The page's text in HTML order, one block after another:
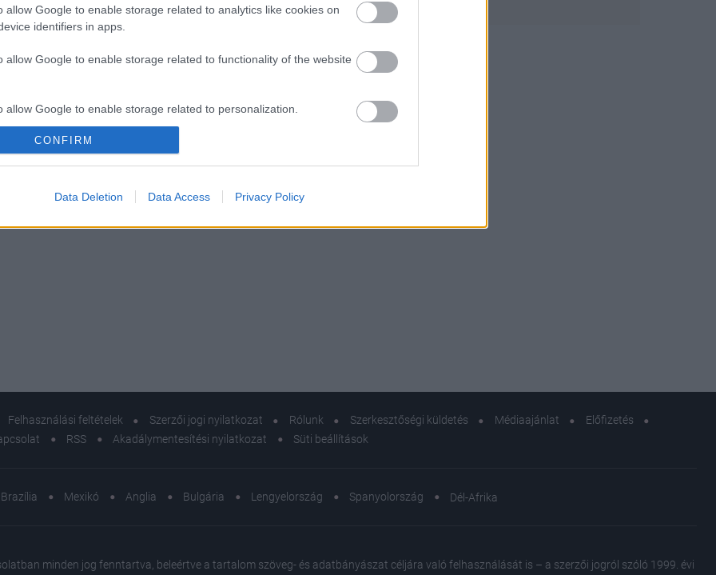
allow Google to enable storage related to analytics like cookies on
identifiers in apps.
allow Google to enable storage related to functionality of the website
allow Google to enable storage related to personalization.
allow Google to enable storage related to security, including
functionality and fraud prevention, and other user protection.
CONFIRM
Data Deletion Data Access Privacy Policy
Divat-mennyországgá változott a
2023-as BAFTA-gála vörös
szőnyege - íme a legcsodásabb
Felhasználási feltételek Szerzői jogi nyilatkozat Rólunk Szerkesztőségi küldetés Médiaajánlat
Előfizetés
RSS Akadálymentesítési nyilatkozat Süti beállítások
Brazília Mexikó Anglia Bulgária Lengyelország Spanyolország Dél-Afrika
minden jog fenntartva, beleértve a tartalom szöveg- és adatbányászat céljára való felhasználását is – a szerzői jogról szóló 1999. évi